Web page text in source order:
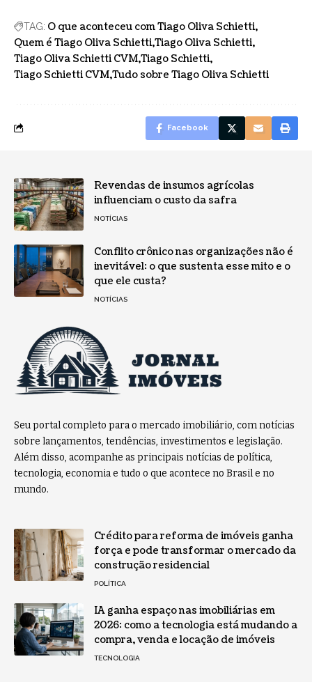
TAG: O que aconteceu com Tiago Oliva Schietti
Quem é Tiago Oliva Schietti Tiago Oliva Schietti
Tiago Oliva Schietti CVM Tiago Schietti
Tiago Schietti CVM Tudo sobre Tiago Oliva Schietti
Facebook
Revendas de insumos agrícolas
influenciam o custo da safra
NOTÍCIAS
Conflito crônico nas organizações não é
inevitável: o que sustenta esse mito e o
que ele custa?
NOTÍCIAS
Seu portal completo para o mercado imobiliário, com notícias
sobre lançamentos, tendências, investimentos e legislação.
Além disso, acompanhe as principais notícias de política,
tecnologia, economia e tudo o que acontece no Brasil e no
mundo.
Crédito para reforma de imóveis ganha
força e pode transformar o mercado da
construção residencial
POLÍTICA
IA ganha espaço nas imobiliárias em
2026: como a tecnologia está mudando a
compra, venda e locação de imóveis
TECNOLOGIA